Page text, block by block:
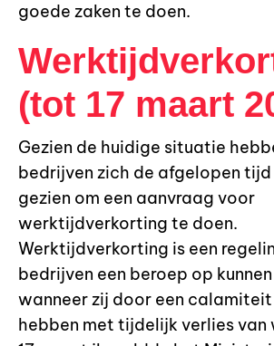
goede zaken te doen.
(tot 17 maart
Gezien de huidige situatie
bedrijven zich de afgelopen
gezien om een aanvraag voor
werktijdverkorting te doen.
Werktijdverkorting is een
bedrijven een beroep op
wanneer zij door een
hebben met tijdelijk verlies van